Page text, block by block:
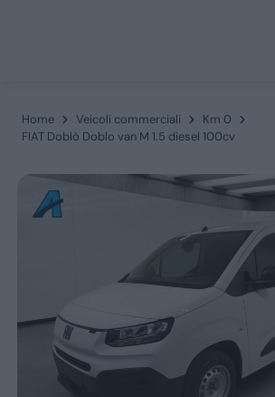
Servizi
Marchi
Home Veicoli commerciali
Km 0
FIAT Doblò Doblo van M 1.5 diesel 100cv